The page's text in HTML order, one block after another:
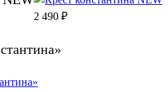
2 490 ₽